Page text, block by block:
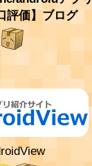
評価】ブログ